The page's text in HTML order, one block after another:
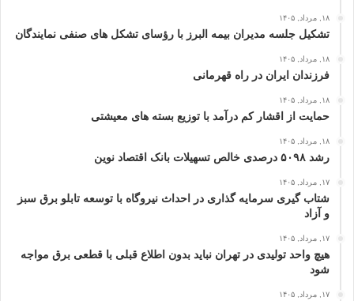
۱۸, مرداد, ۱۴۰۵
تشکیل جلسه مدیران بیمه البرز با رؤسای تشکل های صنفی نمایندگان
۱۸, مرداد, ۱۴۰۵
فرزندان ایران در راه قهرمانی
۱۸, مرداد, ۱۴۰۵
حمایت از اقشار کم‌ درآمد با توزیع بسته‌ های معیشتی
۱۸, مرداد, ۱۴۰۵
رشد ۵۰۹۸ درصدی خالص تسهیلات بانک اقتصاد نوین
۱۷, مرداد, ۱۴۰۵
شتاب گیری سرمایه گذاری در احداث نیروگاه با توسعه تابلو برق سبز
و آزاد
۱۷, مرداد, ۱۴۰۵
هیچ واحد تولیدی در تهران نباید بدون اطلاع قبلی با قطعی برق مواجه
شود
۱۷, مرداد, ۱۴۰۵